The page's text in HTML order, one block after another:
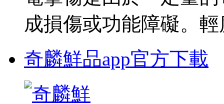
成損傷或功能障礙。
奇麟鮮品app官方下載